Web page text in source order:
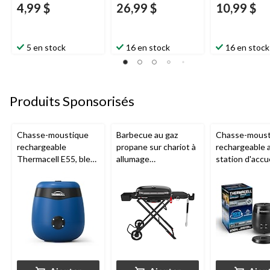
4,99 $
5 en stock
26,99 $
16 en stock
10,99 $
16 en stock
Produits Sponsorisés
Chasse-moustique
rechargeable
Thermacell E55, bleu
Barbecue au gaz
propane sur chariot à
allumage
Weber Traveller en
fonte, noir
Chasse-
rechargeable
station
charbon